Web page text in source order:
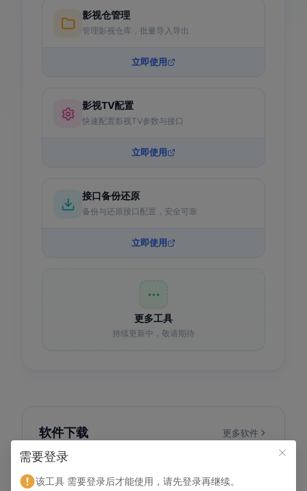
影视仓管理
管理影视仓库，批量导入导出
立即使用
影视TV配置
快速配置影视TV参数与接口
立即使用
接口备份还原
备份与还原接口配置，安全可靠
立即使用
更多工具
持续更新中，敬请期待
软件下载 更多软件
影视TV 推荐
需要登录
该工具 需要登录后才能使用，请先登录再继续。